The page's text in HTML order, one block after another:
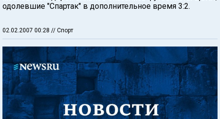
одолевшие "Спартак" в дополнительное время 3:2.
02.02.2007 00:28 // Спорт